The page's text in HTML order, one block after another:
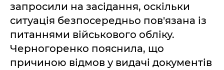
запросили на засідання, оскільки
ситуація безпосередньо пов'язана із
питаннями військового обліку.
Черногоренко пояснила, що
причиною відмов у видачі документів